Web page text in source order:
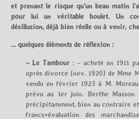
et prenant le risque qu’un beau matin
pour lui un véritable boulet. Un
désillusion, déjà bien réelle ou à venir,
… quelques éléments de réflexion :
– Le Tambour: – acheté en 1911
après divorce (nov. 1920) de Mme
vendu en février 1923 à M.
prévu au 1er juin. Berthe Masson
précipitamment, bien au contraire
francs+évaluation des